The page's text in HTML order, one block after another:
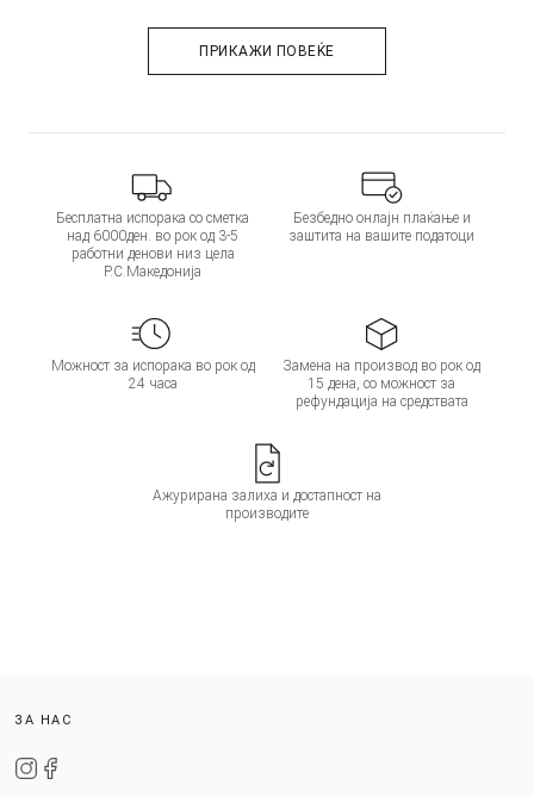
ПРИКАЖИ ПОВЕЌЕ
Бесплатна испорака со сметка
над 6000ден. во рок од 3-5
работни денови низ цела
Р.С.Македонија
Безбедно онлајн плаќање и
заштита на вашите податоци
Можност за испорака во рок од
24 часа
Замена на производ во рок од
15 дена, со можност за
рефундација на средствата
Ажурирана залиха и достапност на
производите
ЗА НАС